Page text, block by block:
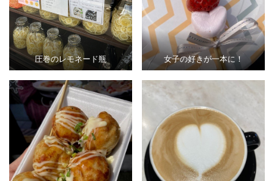
圧巻のレモネード瓶 女子の好きが一本に！